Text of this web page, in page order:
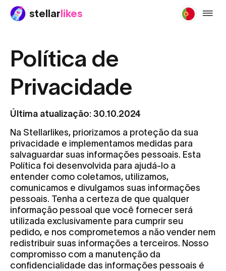
stellarlikes
Política de
Privacidade
Última atualização: 30.10.2024
Na Stellarlikes, priorizamos a proteção da sua
privacidade e implementamos medidas para
salvaguardar suas informações pessoais. Esta
Política foi desenvolvida para ajudá-lo a
entender como coletamos, utilizamos,
comunicamos e divulgamos suas informações
pessoais. Tenha a certeza de que qualquer
informação pessoal que você fornecer será
utilizada exclusivamente para cumprir seu
pedido, e nos comprometemos a não vender nem
redistribuir suas informações a terceiros. Nosso
compromisso com a manutenção da
confidencialidade das informações pessoais é